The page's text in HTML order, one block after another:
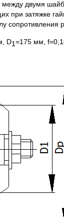
между двумя
при затяжке
сопротивления
D1=175 мм,